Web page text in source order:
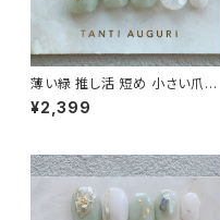
薄い緑 推し活 短め 小さい爪用
ベリーショート ネイルチップ ピ
スタチオグリーン ぷっくりフラワ
¥2,399